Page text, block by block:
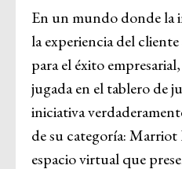
En un mundo donde la
la experiencia del
para el éxito
jugada en el tablero de
iniciativa
de su categoría:
espacio virtual que